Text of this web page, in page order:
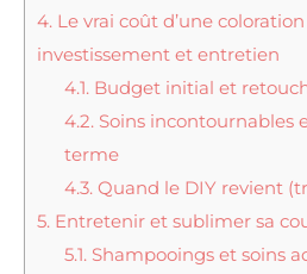
4. Le vrai coût d’une
investissement et entretien
4.1. Budget initial et
4.2. Soins incontournables
terme
4.3. Quand le DIY revient
5. Entretenir et sublimer sa
5.1. Shampooings et soins